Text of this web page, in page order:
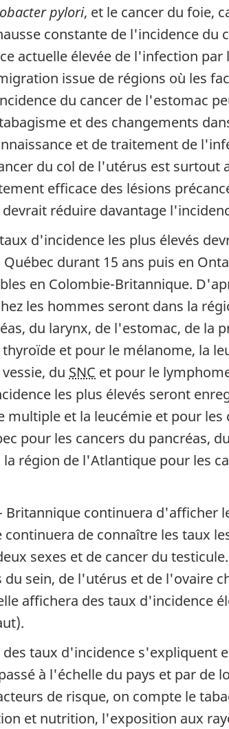
pylori, et le cancer du foie,
constante de l'incidence du
actuelle élevée de l'infection par
issue de régions où les
du cancer de l'estomac
et des changements
et de traitement de
du col de l'utérus est
efficace des lésions
devrait réduire davantage
d'incidence les plus élevés
durant 15 ans puis en
en Colombie-Britannique.
les hommes seront dans la
du larynx, de l'estomac, de la
et pour le mélanome, la
du SNC et pour le
les plus élevés seront
et la leucémie et pour
pour les cancers du pancréas,
région de l'Atlantique pour les
Britannique continuera d'afficher
continuera de connaître les taux
sexes et de cancer du
sein, de l'utérus et de l'ovaire
affichera des taux d'incidence
taux d'incidence s'expliquent
à l'échelle du pays et par
de risque, on compte le
et nutrition, l'exposition aux